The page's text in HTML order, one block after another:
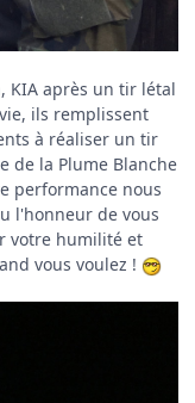
KIA après un tir létal
ils remplissent
à réaliser un tir
de la Plume Blanche
performance nous
l'honneur de vous
votre humilité et
vous voulez !